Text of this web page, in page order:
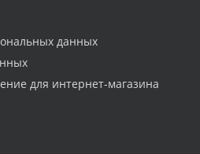
данных
для интернет-магазина